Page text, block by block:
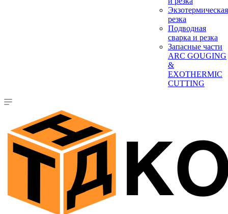
Экзотермическая
резка
Подводная
сварка и резка
Запасные части
ARC GOUGING
&
EXOTHERMIC
CUTTING